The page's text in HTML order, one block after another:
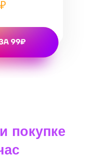
₽
покупке